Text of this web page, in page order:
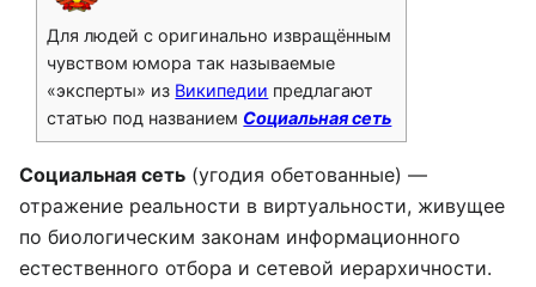
Для людей с оригинально извращённым
чувством юмора так называемые
«эксперты» из Википедии предлагают
статью под названием Социальная сеть
Социальная сеть (угодия обетованные) —
отражение реальности в виртуальности, живущее
по биологическим законам информационного
естественного отбора и сетевой иерархичности.